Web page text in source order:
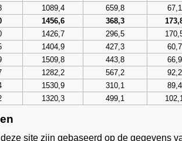
1089,4 659,8 67,1
1456,6 368,3
1426,7 296,5
1404,9 427,3 60,7
1509,8 443,8 66,9
1282,2 567,2 92,2
1530,9 310,1 89,4
1320,3 499,1
site zijn gebaseerd op de gegevens